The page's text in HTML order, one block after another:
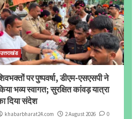
उत्तराखंड
पर पुष्पवर्षा, डीएम-एसएसपी ने
भव्य स्वागत; सुरक्षित कांवड़ यात्रा
दिया संदेश
khabarbharat24.com 2 August 2026 0